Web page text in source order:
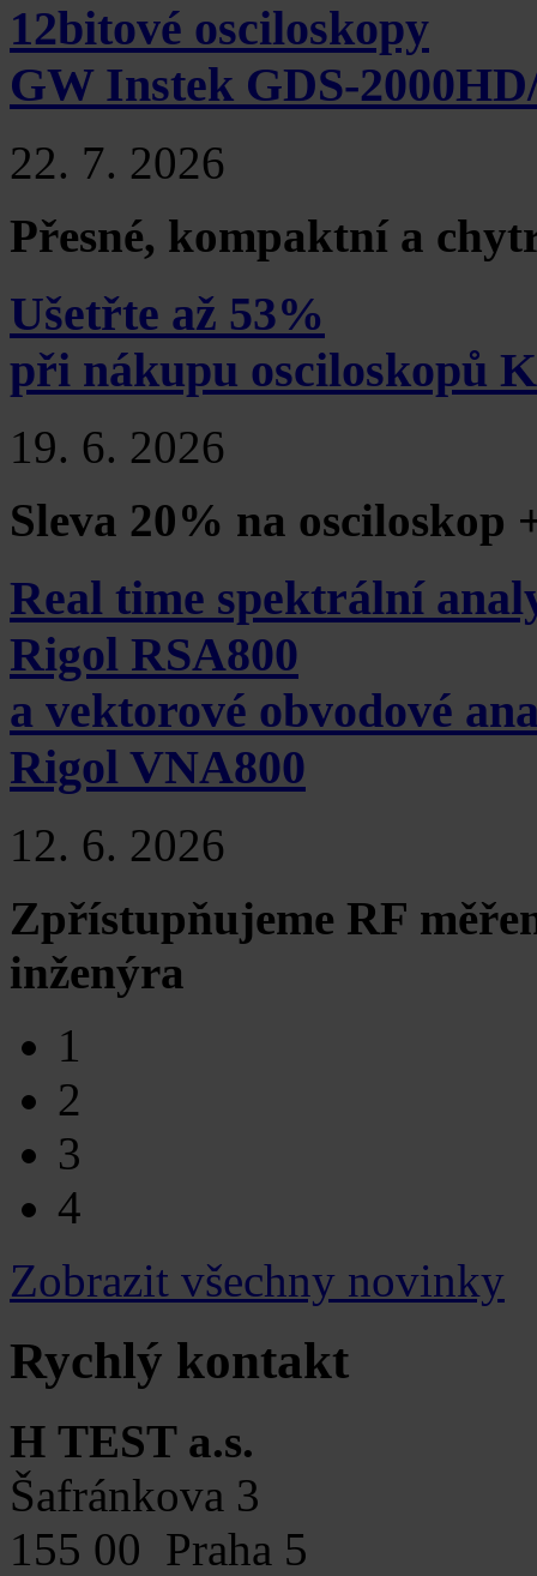
12bitové osciloskopy
GW Instek GDS-
22. 7. 2026
Přesné, kompaktní a
Ušetřte až 53%
při nákupu osciloskopů
19. 6. 2026
Sleva 20% na
Real time spektrální
Rigol RSA800
a vektorové obvodové
Rigol VNA800
12. 6. 2026
Zpřístupňujeme RF
inženýra
1
2
3
4
Zobrazit všechny novinky
Rychlý kontakt
H TEST a.s.
Šafránkova 3
155 00 Praha 5